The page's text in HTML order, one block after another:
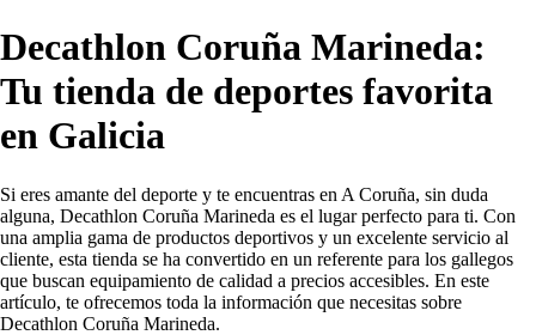
Decathlon Coruña Marineda:
Tu tienda de deportes favorita
en Galicia
Si eres amante del deporte y te encuentras en A Coruña, sin duda
alguna, Decathlon Coruña Marineda es el lugar perfecto para ti. Con
una amplia gama de productos deportivos y un excelente servicio al
cliente, esta tienda se ha convertido en un referente para los gallegos
que buscan equipamiento de calidad a precios accesibles. En este
artículo, te ofrecemos toda la información que necesitas sobre
Decathlon Coruña Marineda.